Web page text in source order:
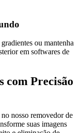
ou mantenha
em softwares de
com Precisão
nosso removedor de
suas imagens